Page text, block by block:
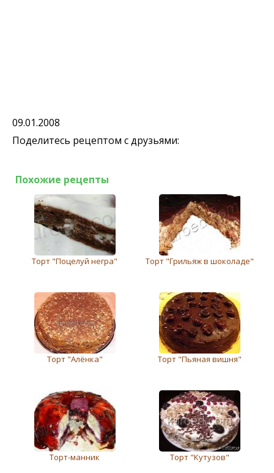
09.01.2008
Поделитесь рецептом с друзьями:
Похожие рецепты
Торт "Поцелуй негра" Торт "Грильяж в шоколаде"
Торт "Алёнка" Торт "Пьяная вишня"
Торт-манник Торт "Кутузов"